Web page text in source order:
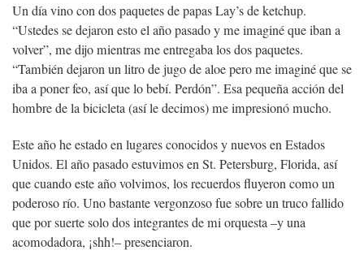
Un día vino con dos paquetes de papas Lay’s de ketchup.
“Ustedes se dejaron esto el año pasado y me imaginé que iban a
volver”, me dijo mientras me entregaba los dos paquetes.
“También dejaron un litro de jugo de aloe pero me imaginé que se
iba a poner feo, así que lo bebí. Perdón”. Esa pequeña acción del
hombre de la bicicleta (así le decimos) me impresionó mucho.
Este año he estado en lugares conocidos y nuevos en Estados
Unidos. El año pasado estuvimos en St. Petersburg, Florida, así
que cuando este año volvimos, los recuerdos fluyeron como un
poderoso río. Uno bastante vergonzoso fue sobre un truco fallido
que por suerte solo dos integrantes de mi orquesta –y una
acomodadora, ¡shh!– presenciaron.